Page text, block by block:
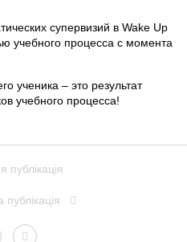
супервизий в Wake Up
учебного процесса с момента
ученика – это результат
учебного процесса!
публікація
публікація